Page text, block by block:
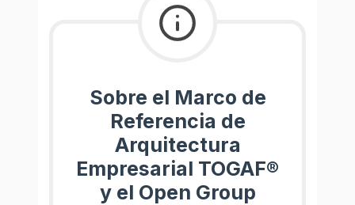
Sobre el Marco de
Referencia de
Arquitectura
Empresarial TOGAF®
y el Open Group